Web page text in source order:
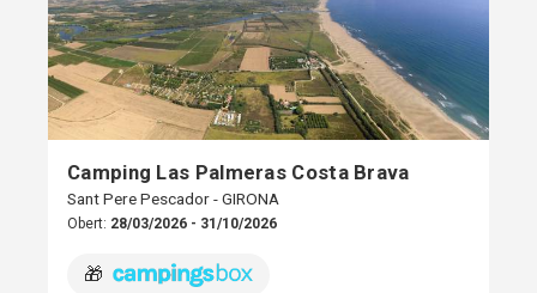
Camping Las Palmeras Costa Brava
Sant Pere Pescador - GIRONA
Obert: 28/03/2026 - 31/10/2026
🎁